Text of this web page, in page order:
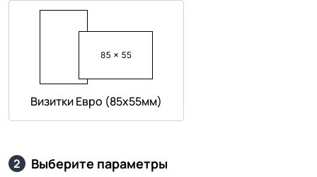
Визитки Евро (85х55мм)
2 Выберите параметры